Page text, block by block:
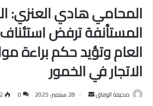
المحامي هادي العنزي:
المستأنفة ترفض استئناف
العام وتؤيد حكم براءة
الاتجار في الخمور
صحيفة الوفاق
أرسل 28 سبتمبر، 2025 0